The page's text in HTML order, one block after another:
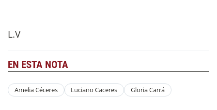
L.V
EN ESTA NOTA
Amelia Céceres Luciano Caceres Gloria Carrá